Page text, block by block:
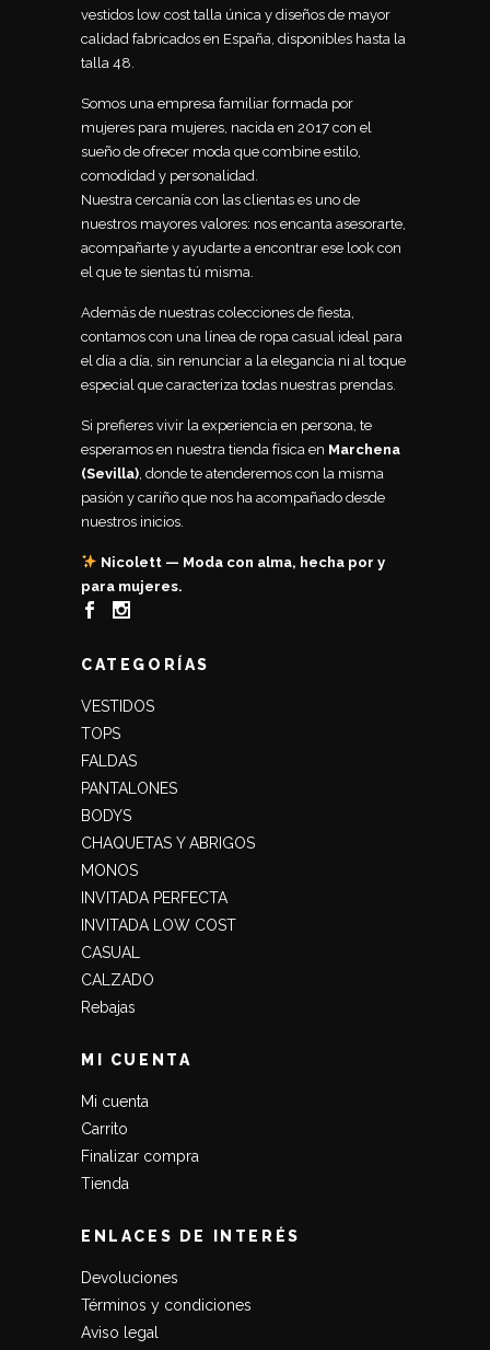
vestidos low cost talla única y diseños de mayor
calidad fabricados en España, disponibles hasta la
talla 48.
Somos una empresa familiar formada por
mujeres para mujeres, nacida en 2017 con el
sueño de ofrecer moda que combine estilo,
comodidad y personalidad.
Nuestra cercanía con las clientas es uno de
nuestros mayores valores: nos encanta asesorarte,
acompañarte y ayudarte a encontrar ese look con
el que te sientas tú misma.
Además de nuestras colecciones de fiesta,
contamos con una línea de ropa casual ideal para
el día a día, sin renunciar a la elegancia ni al toque
especial que caracteriza todas nuestras prendas.
Si prefieres vivir la experiencia en persona, te
esperamos en nuestra tienda física en Marchena
(Sevilla) , donde te atenderemos con la misma
pasión y cariño que nos ha acompañado desde
nuestros inicios.
Nicolett — Moda con alma, hecha por y
para mujeres.
CATEGORÍAS
VESTIDOS
TOPS
FALDAS
PANTALONES
BODYS
CHAQUETAS Y ABRIGOS
MONOS
INVITADA PERFECTA
INVITADA LOW COST
CASUAL
CALZADO
Rebajas
MI CUENTA
Mi cuenta
Carrito
Finalizar compra
Tienda
ENLACES DE INTERÉS
Devoluciones
Términos y condiciones
Aviso legal